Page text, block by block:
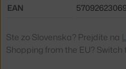
EAN
Ste zo Slovenska? Prejdite na
Shopping from the EU? Switch